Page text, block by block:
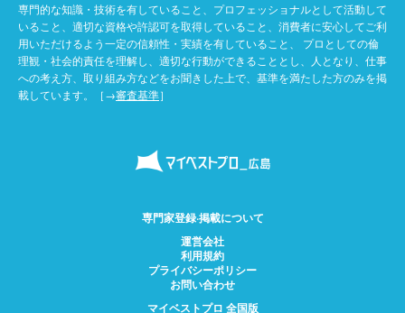
専門的な知識・技術を有していること、プロフェッショナルとして活動して
いること、適切な資格や許認可を取得していること、消費者に安心してご利
用いただけるよう一定の信頼性・実績を有していること、 プロとしての倫
理観・社会的責任を理解し、適切な行動ができることとし、人となり、仕事
への考え方、取り組み方などをお聞きした上で、基準を満たした方のみを掲
載しています。［→審査基準］
専門家登録·掲載について
運営会社
利用規約
プライバシーポリシー
お問い合わせ
マイベストプロ 全国版